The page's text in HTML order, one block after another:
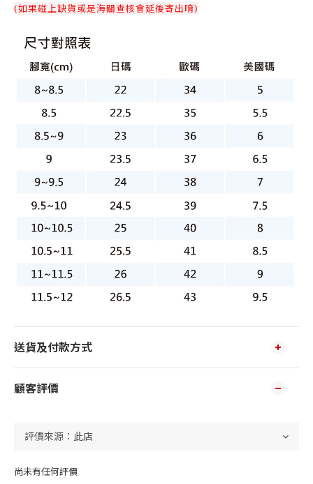
(如果碰上缺貨或是海關查核會延後寄出唷)
送貨及付款方式
顧客評價
尚未有任何評價